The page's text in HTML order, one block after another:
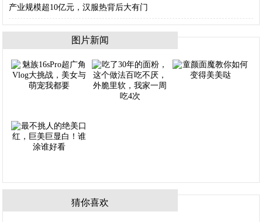
产业规模超10亿元，汉服热背后大有门
图片新闻
猜你喜欢